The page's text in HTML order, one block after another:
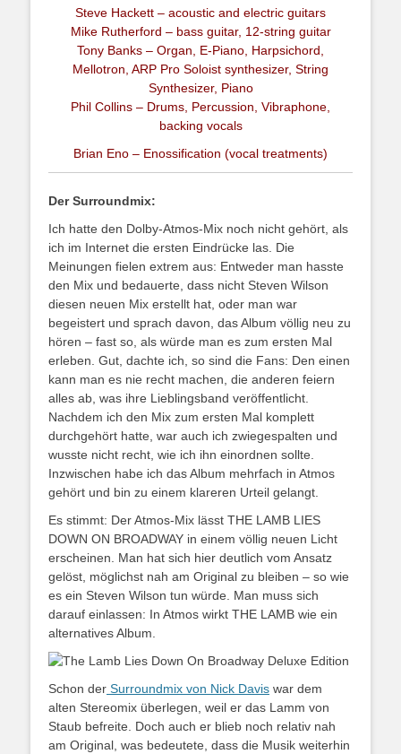
Steve Hackett – acoustic and electric guitars
Mike Rutherford – bass guitar, 12-string guitar
Tony Banks – Organ, E-Piano, Harpsichord,
Mellotron, ARP Pro Soloist synthesizer, String
Synthesizer, Piano
Phil Collins – Drums, Percussion, Vibraphone,
backing vocals
Brian Eno – Enossification (vocal treatments)
Der Surroundmix:
Ich hatte den Dolby-Atmos-Mix noch nicht gehört, als
ich im Internet die ersten Eindrücke las. Die
Meinungen fielen extrem aus: Entweder man hasste
den Mix und bedauerte, dass nicht Steven Wilson
diesen neuen Mix erstellt hat, oder man war
begeistert und sprach davon, das Album völlig neu zu
hören – fast so, als würde man es zum ersten Mal
erleben. Gut, dachte ich, so sind die Fans: Den einen
kann man es nie recht machen, die anderen feiern
alles ab, was ihre Lieblingsband veröffentlicht.
Nachdem ich den Mix zum ersten Mal komplett
durchgehört hatte, war auch ich zwiegespalten und
wusste nicht recht, wie ich ihn einordnen sollte.
Inzwischen habe ich das Album mehrfach in Atmos
gehört und bin zu einem klareren Urteil gelangt.
Es stimmt: Der Atmos-Mix lässt THE LAMB LIES
DOWN ON BROADWAY in einem völlig neuen Licht
erscheinen. Man hat sich hier deutlich vom Ansatz
gelöst, möglichst nah am Original zu bleiben – so wie
es ein Steven Wilson tun würde. Man muss sich
darauf einlassen: In Atmos wirkt THE LAMB wie ein
alternatives Album.
Schon der Surroundmix von Nick Davis war dem
alten Stereomix überlegen, weil er das Lamm von
Staub befreite. Doch auch er blieb noch relativ nah
am Original, was bedeutete, dass die Musik weiterhin